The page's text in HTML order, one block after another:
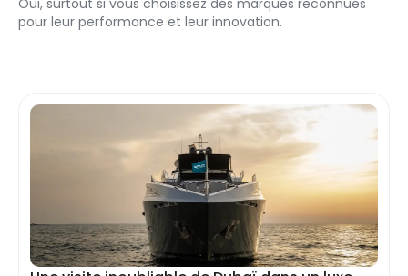
Oui, surtout si vous choisissez des marques reconnues
pour leur performance et leur innovation.